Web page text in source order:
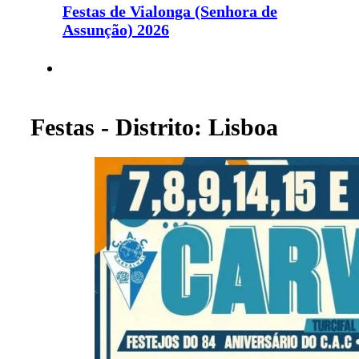
Festas de Vialonga (Senhora de
Assunção) 2026
Festas - Distrito: Lisboa